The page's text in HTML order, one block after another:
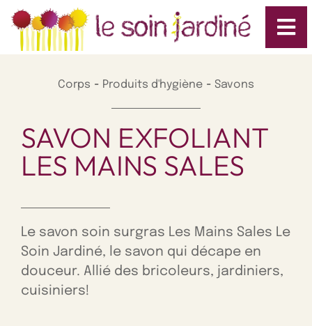
Corps - Produits d'hygiène - Savons
SAVON EXFOLIANT
LES MAINS SALES
Le savon soin surgras Les Mains Sales Le
Soin Jardiné, le savon qui décape en
douceur. Allié des bricoleurs, jardiniers,
cuisiniers!